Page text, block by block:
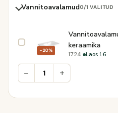
Vannitoavalamud0/1 VALITUD
−20%
keraamika
1724· Laos 16
− +